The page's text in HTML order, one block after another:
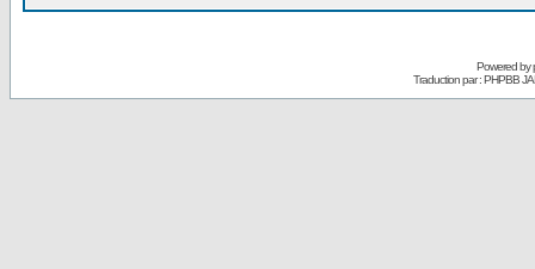
Powered by
Traduction par : PHPBB